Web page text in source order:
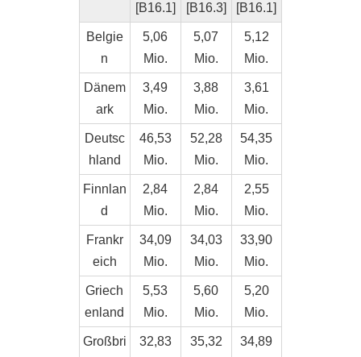
[B16.1]
[B16.3]
[B16.1]
Belgie
n
5,06
Mio.
5,07
Mio.
5,12
Mio.
Dänem
ark
3,49
Mio.
3,88
Mio.
3,61
Mio.
Deutsc
hland
46,53
Mio.
52,28
Mio.
54,35
Mio.
Finnlan
d
2,84
Mio.
2,84
Mio.
2,55
Mio.
Frankr
eich
34,09
Mio.
34,03
Mio.
33,90
Mio.
Griech
enland
5,53
Mio.
5,60
Mio.
5,20
Mio.
Großbri
32,83
35,32
34,89